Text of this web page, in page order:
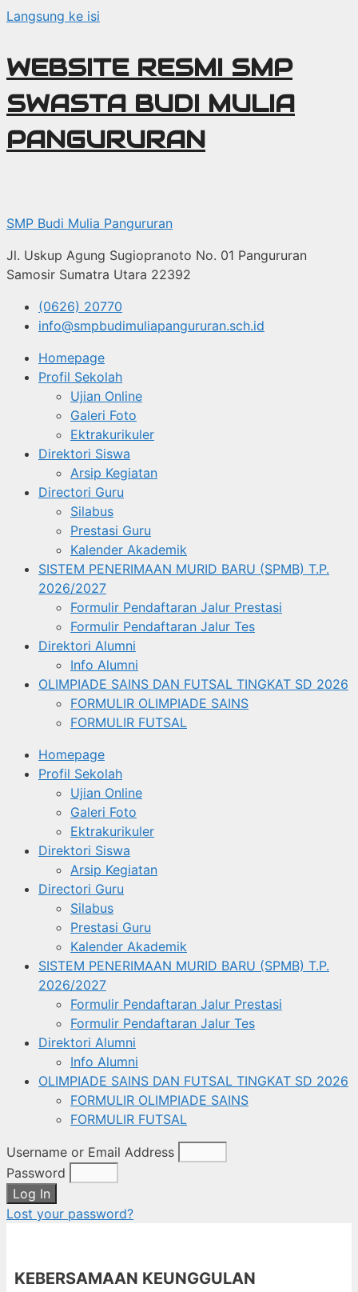
Langsung ke isi
WEBSITE RESMI SMP
SWASTA BUDI MULIA
PANGURURAN
SMP Budi Mulia Pangururan
Jl. Uskup Agung Sugiopranoto No. 01 Pangururan
Samosir Sumatra Utara 22392
(0626) 20770
info@smpbudimuliapangururan.sch.id
Homepage
Profil Sekolah
Ujian Online
Galeri Foto
Ektrakurikuler
Direktori Siswa
Arsip Kegiatan
Directori Guru
Silabus
Prestasi Guru
Kalender Akademik
SISTEM PENERIMAAN MURID BARU (SPMB) T.P.
2026/2027
Formulir Pendaftaran Jalur Prestasi
Formulir Pendaftaran Jalur Tes
Direktori Alumni
Info Alumni
OLIMPIADE SAINS DAN FUTSAL TINGKAT SD 2026
FORMULIR OLIMPIADE SAINS
FORMULIR FUTSAL
Homepage
Profil Sekolah
Ujian Online
Galeri Foto
Ektrakurikuler
Direktori Siswa
Arsip Kegiatan
Directori Guru
Silabus
Prestasi Guru
Kalender Akademik
SISTEM PENERIMAAN MURID BARU (SPMB) T.P.
2026/2027
Formulir Pendaftaran Jalur Prestasi
Formulir Pendaftaran Jalur Tes
Direktori Alumni
Info Alumni
OLIMPIADE SAINS DAN FUTSAL TINGKAT SD 2026
FORMULIR OLIMPIADE SAINS
FORMULIR FUTSAL
Username or Email Address
Password
Log In
Lost your password?
KEBERSAMAAN KEUNGGULAN